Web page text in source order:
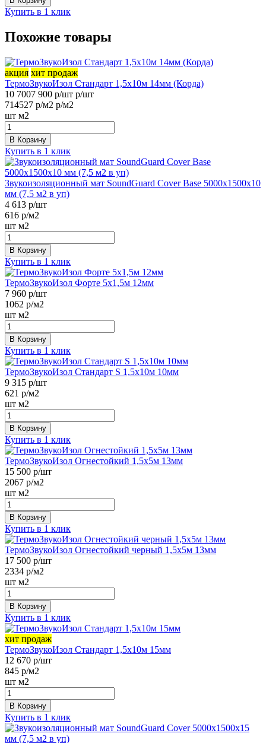
Купить в 1 клик
Похожие товары
акция хит продаж
ТермоЗвукоИзол Стандарт 1,5х10м 14мм (Корда)
10 7007 900 р/шт р/шт
714527 р/м2 р/м2
шт м2
В Корзину
Купить в 1 клик
Звукоизоляционный мат SoundGuard Cover Base 5000х1500х10
мм (7,5 м2 в уп)
4 613 р/шт
616 р/м2
шт м2
В Корзину
Купить в 1 клик
ТермоЗвукоИзол Форте 5х1,5м 12мм
7 960 р/шт
1062 р/м2
шт м2
В Корзину
Купить в 1 клик
ТермоЗвукоИзол Стандарт S 1,5х10м 10мм
9 315 р/шт
621 р/м2
шт м2
В Корзину
Купить в 1 клик
ТермоЗвукоИзол Огнестойкий 1,5х5м 13мм
15 500 р/шт
2067 р/м2
шт м2
В Корзину
Купить в 1 клик
ТермоЗвукоИзол Огнестойкий черный 1,5х5м 13мм
17 500 р/шт
2334 р/м2
шт м2
В Корзину
Купить в 1 клик
хит продаж
ТермоЗвукоИзол Стандарт 1,5х10м 15мм
12 670 р/шт
845 р/м2
шт м2
В Корзину
Купить в 1 клик